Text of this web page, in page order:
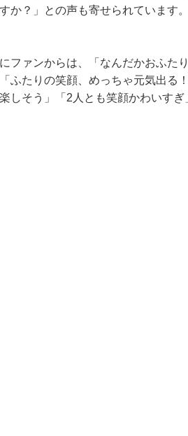
か？」との声も寄せられています
ファンからは、「なんだかおふた
ふたりの笑顔、めっちゃ元気出る
しそう」「2人とも笑顔かわいすぎ